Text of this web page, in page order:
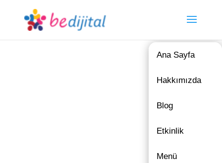
Ana Sayfa
Hakkımızda
Blog
Etkinlik
Menü